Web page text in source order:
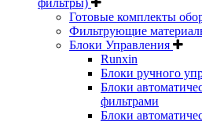
Готовые комплекты
Фильтрующие
Блоки Управления
Runxin
Блоки ручного
Блоки
фильтрами
Блоки